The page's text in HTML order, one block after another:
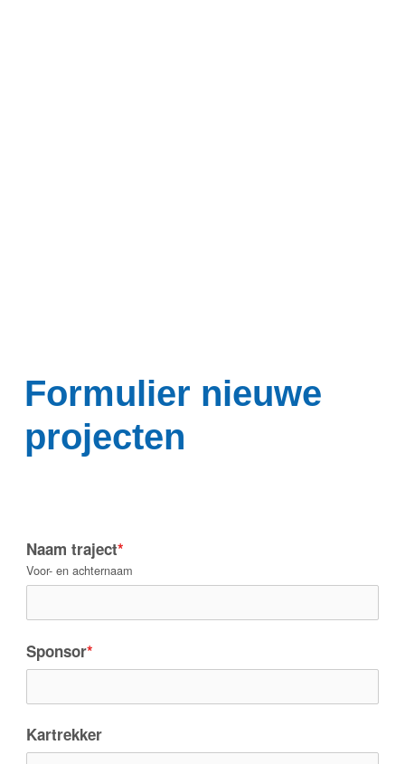
Formulier nieuwe
projecten
Naam traject*
Voor- en achternaam
Sponsor*
Kartrekker